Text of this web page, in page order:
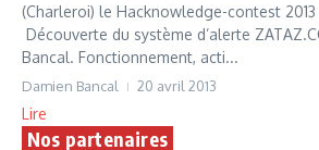
(Charleroi) le Hacknowledge-contest 2013
Découverte du système d’alerte
Bancal. Fonctionnement, acti...
Damien Bancal 20 avril 2013
Lire
Nos partenaires